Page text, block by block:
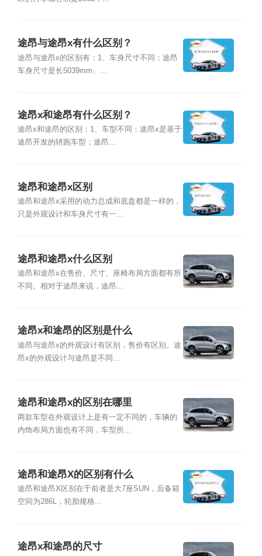
途昂与途昂x有什么区别？
途昂与途昂x的区别有：1、车身尺寸不同：途昂
车身尺寸是长5039mm、...
途昂x和途昂有什么区别？
途昂x和途昂的区别：1、车型不同：途昂x是基于
途昂开发的轿跑车型；途昂...
途昂和途昂x区别
途昂和途昂x采用的动力总成和底盘都是一样的，
只是外观设计和车身尺寸有一...
途昂和途昂x什么区别
途昂和途昂x在售价、尺寸、座椅布局方面都有所
不同。相对于途昂来说，途昂...
途昂x和途昂的区别是什么
途昂与途昂x的外观设计有区别，售价有区别。途
昂x的外观设计与途昂是不同...
途昂和途昂x的区别在哪里
两款车型在外观设计上是有一定不同的，车辆的
内饰布局方面也有不同，车型所...
途昂和途昂X的区别有什么
途昂和途昂X区别在于前者是大7座SUN，后备箱
空间为286L，轮胎规格...
途昂x和途昂的尺寸